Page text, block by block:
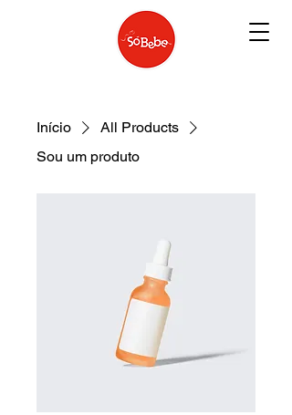
Início
All Products
Sou um produto